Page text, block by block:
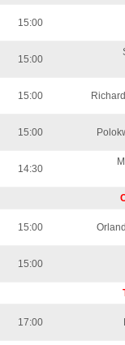
15:00
15:00
15:00
15:00
14:30
15:00
15:00
17:00